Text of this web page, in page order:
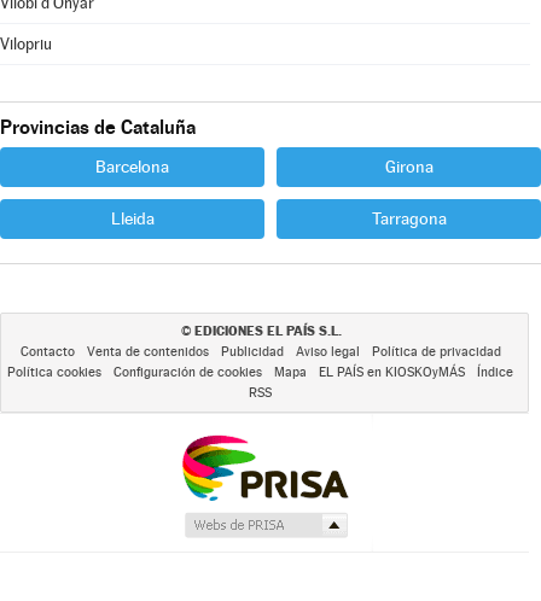
Vilopriu
Provincias de Cataluña
Barcelona Girona
Lleida Tarragona
© EDICIONES EL PAÍS S.L.
Contacto Venta de contenidos Publicidad Aviso legal
Política de privacidad
Política cookies
Configuración de cookies Mapa EL PAÍS en KIOSKOyMÁS
Índice
RSS